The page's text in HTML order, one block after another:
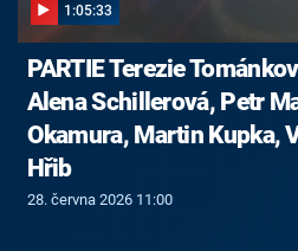
1:05:33
PARTIE Terezie
Alena Schillerová, Petr
Okamura, Martin Kupka,
Hřib
28. června 2026 11:00